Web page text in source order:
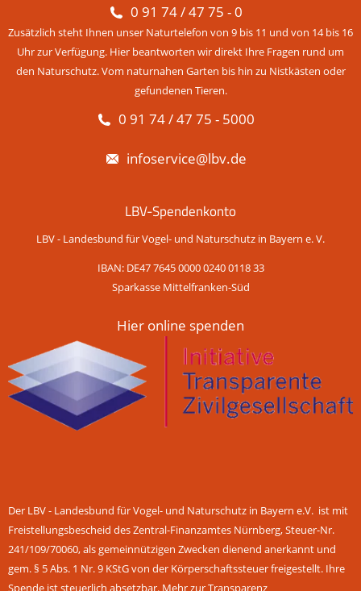
0 91 74 / 47 75 - 0
Zusätzlich steht Ihnen unser Naturtelefon von 9 bis 11 und von 14 bis 16
Uhr zur Verfügung. Hier beantworten wir direkt Ihre Fragen rund um
den Naturschutz. Vom naturnahen Garten bis hin zu Nistkästen oder
gefundenen Tieren.
0 91 74 / 47 75 - 5000
infoservice@lbv.de
LBV-Spendenkonto
LBV - Landesbund für Vogel- und Naturschutz in Bayern e. V.
IBAN: DE47 7645 0000 0240 0118 33
Sparkasse Mittelfranken-Süd
Hier online spenden
Der LBV - Landesbund für Vogel- und Naturschutz in Bayern e.V. ist mit
Freistellungsbescheid des Zentral-Finanzamtes Nürnberg, Steuer-Nr.
241/109/70060, als gemeinnützigen Zwecken dienend anerkannt und
gem. § 5 Abs. 1 Nr. 9 KStG von der Körperschaftssteuer freigestellt. Ihre
Spende ist steuerlich absetzbar. Mehr zur Transparenz